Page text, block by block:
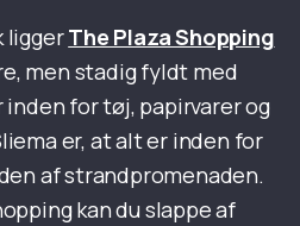
liggerThe Plaza Shopping
men stadig fyldt med
for tøj, papirvarer og
er, at alt er inden for
af strandpromenaden.
kan du slappe af